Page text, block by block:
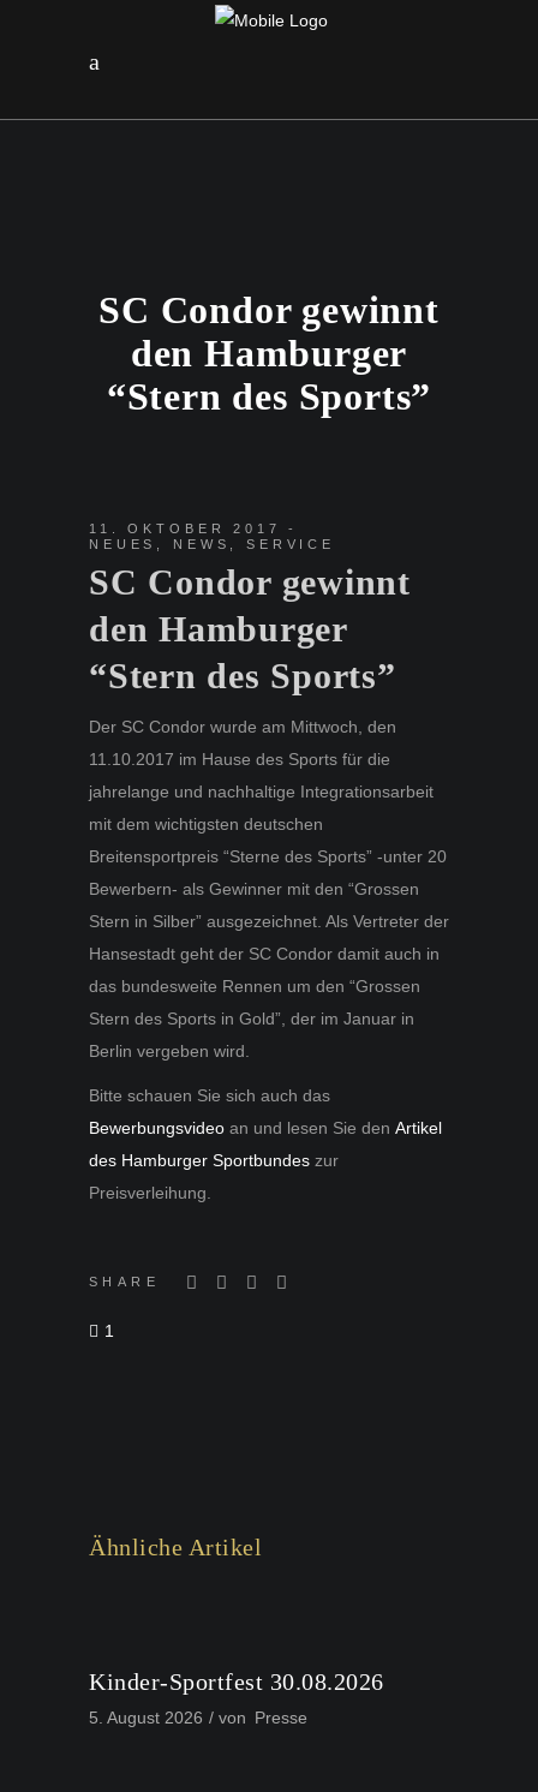
SC Condor gewinnt
den Hamburger
“Stern des Sports”
11. OKTOBER 2017
NEUES
NEWS ,SERVICE
SC Condor gewinnt
den Hamburger
“Stern des Sports”
Der SC Condor wurde am Mittwoch, den
11.10.2017 im Hause des Sports für die
jahrelange und nachhaltige Integrationsarbeit
mit dem wichtigsten deutschen
Breitensportpreis “Sterne des Sports” -unter 20
Bewerbern- als Gewinner mit den “Grossen
Stern in Silber” ausgezeichnet. Als Vertreter der
Hansestadt geht der SC Condor damit auch in
das bundesweite Rennen um den “Grossen
Stern des Sports in Gold”, der im Januar in
Berlin vergeben wird.
Bitte schauen Sie sich auch das
Bewerbungsvideo an und lesen Sie den Artikel
des Hamburger Sportbundes zur
Preisverleihung.
SHARE
1
Ähnliche Artikel
Kinder-Sportfest 30.08.2026
5. August 2026 von Presse